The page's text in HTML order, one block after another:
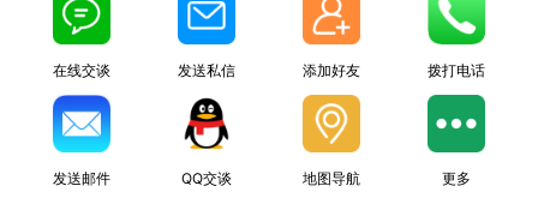
在线交谈 发送私信 添加好友 拨打电话
发送邮件 QQ交谈 地图导航 更多